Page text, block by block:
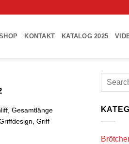
KONTAKT KATALOG 2025
Gesamtlänge
Griff